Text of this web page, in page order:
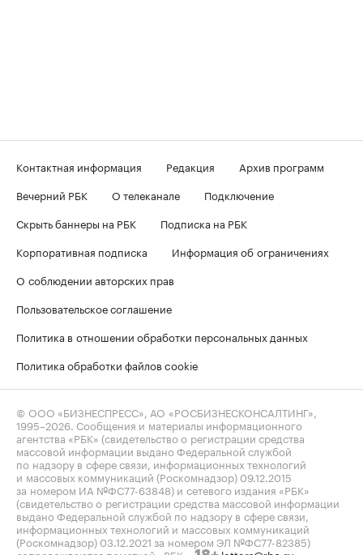
Контактная информация Редакция
Архив программ
Вечерний РБК
О телеканале
Подключение
Скрыть баннеры на РБК
Подписка на РБК
Корпоративная подписка
Информация об ограничениях
О соблюдении авторских прав
Пользовательское соглашение
Политика в отношении обработки персональных данных
Политика обработки файлов cookie
© ООО «БИЗНЕСПРЕСС», АО «РОСБИЗНЕСКОНСАЛТИНГ»,
1995–2026 . Сообщения и материалы информационного
агентства «РБК» (свидетельство о регистрации средства
массовой информации выдано Федеральной службой
по надзору в сфере связи, информационных технологий
и массовых коммуникаций (Роскомнадзор) 09.12.2015
за номером ИА №ФС77-63848) и сетевого издания «РБК»
(свидетельство о регистрации средства массовой информации
выдано Федеральной службой по надзору в сфере связи,
информационных технологий и массовых коммуникаций
(Роскомнадзор) 03.12.2021 за номером ЭЛ №ФС77-82385)